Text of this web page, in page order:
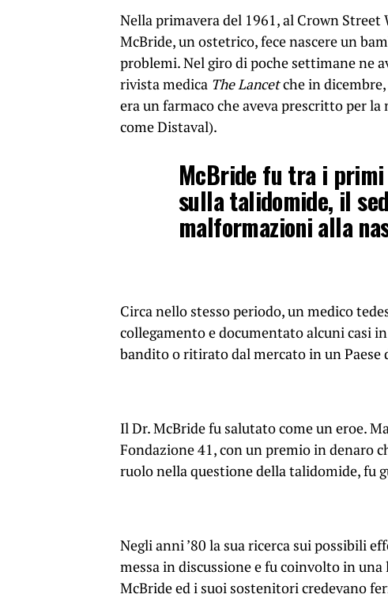
Nella primavera del 1961, al Crown Street
McBride, un ostetrico, fece nascere un
problemi. Nel giro di poche settimane ne
rivista medica The Lancetche in
era un farmaco che aveva prescritto per
come Distaval).
McBride fu tra i
sulla talidomide, il
malformazioni alla
Circa nello stesso periodo, un medico
collegamento e documentato alcuni casi
bandito o ritirato dal mercato in un Paese
Il Dr. McBride fu salutato come un eroe.
Fondazione 41, con un premio in denaro
ruolo nella questione della talidomide, fu
Negli anni ’80 la sua ricerca sui possibili
messa in discussione e fu coinvolto in
McBride ed i suoi sostenitori credevano